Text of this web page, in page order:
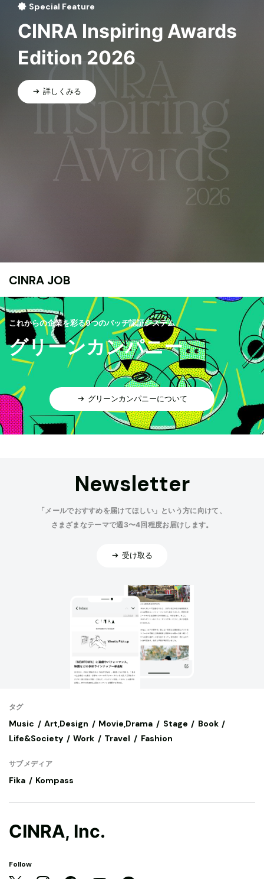
Special Feature
CINRA Inspiring Awards
Edition 2026
詳しくみる
CINRA JOB
これからの企業を彩る9つのバッヂ認証システム
グリーンカンパニー
グリーンカンパニーについて
Newsletter
「メールでおすすめを届けてほしい」という方に向けて、
さまざまなテーマで週3〜4回程度お届けします。
受け取る
タグ
Music Art,Design Movie,Drama Stage
Book
Life&Society
Work Travel Fashion
サブメディア
Fika Kompass
CINRA, Inc.
Follow